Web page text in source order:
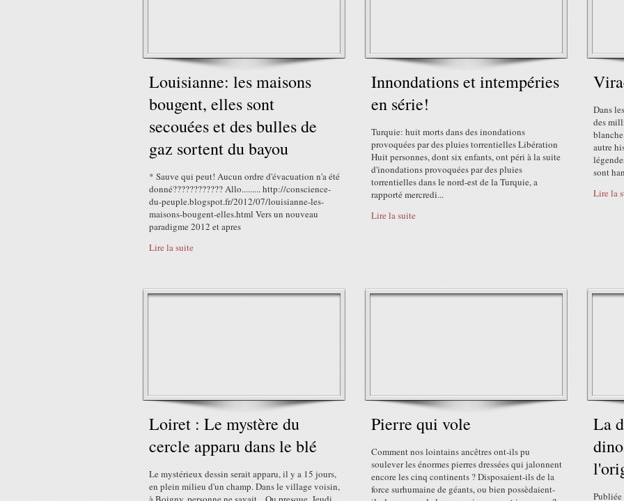
Louisianne: les maisons
bougent, elles sont
secouées et des bulles de
gaz sortent du bayou
* Sauve qui peut! Aucun ordre d'évacuation n'a été
donné???????????? Allo......... http://conscience-
du-peuple.blogspot.fr/2012/07/louisianne-les-
maisons-bougent-elles.html Vers un nouveau
paradigme 2012 et apres
Lire la suite
Innondations et intempéries
en série!
Turquie: huit morts dans des inondations
provoquées par des pluies torrentielles Libération
Huit personnes, dont six enfants, ont péri à la suite
d'inondations provoquées par des pluies
torrentielles dans le nord-est de la Turquie, a
rapporté mercredi...
Lire la suite
Dans
des
autre
sont
Lire la
Loiret : Le mystère du
cercle apparu dans le blé
Le mystérieux dessin serait apparu, il y a 15 jours,
en plein milieu d'un champ. Dans le village voisin,
Pierre qui vole
Comment nos lointains ancêtres ont-ils pu
soulever les énormes pierres dressées qui jalonnent
encore les cinq continents ? Disposaient-ils de la
force surhumaine de géants, ou bien possèdaient-
La
Publiée